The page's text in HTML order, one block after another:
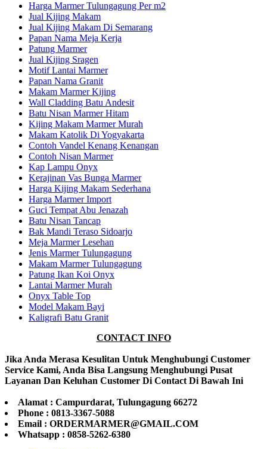
Harga Marmer Tulungagung Per m2
Jual Kijing Makam
Jual Kijing Makam Di Semarang
Papan Nama Meja Kerja
Patung Marmer
Jual Kijing Sragen
Motif Lantai Marmer
Papan Nama Granit
Makam Marmer Kijing
Wall Cladding Batu Andesit
Batu Nisan Marmer Hitam
Kijing Makam Marmer Murah
Makam Katolik Di Yogyakarta
Contoh Vandel Kenang Kenangan
Contoh Nisan Marmer
Kap Lampu Onyx
Kerajinan Vas Bunga Marmer
Harga Kijing Makam Sederhana
Harga Marmer Import
Guci Tempat Abu Jenazah
Batu Nisan Tancap
Bak Mandi Teraso Sidoarjo
Meja Marmer Lesehan
Jenis Marmer Tulungagung
Makam Marmer Tulungagung
Patung Ikan Koi Onyx
Lantai Marmer Murah
Onyx Table Top
Model Makam Bayi
Kaligrafi Batu Granit
CONTACT INFO
Jika Anda Merasa Kesulitan Untuk Menghubungi Customer
Service Kami, Anda Bisa Langsung Menghubungi Pusat
Layanan Dan Keluhan Customer Di Contact Di Bawah Ini
Alamat : Campurdarat, Tulungagung 66272
Phone : 0813-3367-5088
Email : ORDERMARMER@GMAIL.COM
Whatsapp : 0858-5262-6380